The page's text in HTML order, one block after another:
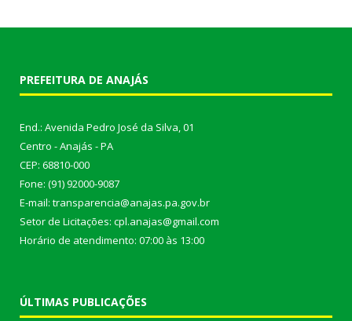
PREFEITURA DE ANAJÁS
End.: Avenida Pedro José da Silva, 01
Centro - Anajás - PA
CEP: 68810-000
Fone: (91) 92000-9087
E-mail: transparencia@anajas.pa.gov.br
Setor de Licitações: cpl.anajas@gmail.com
Horário de atendimento: 07:00 às 13:00
ÚLTIMAS PUBLICAÇÕES